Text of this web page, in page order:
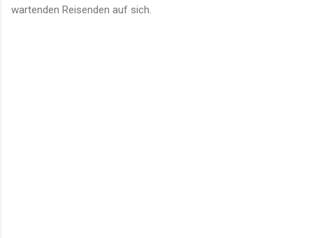
wartenden Reisenden auf sich.